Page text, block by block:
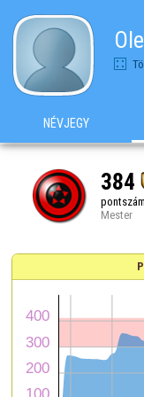
NÉVJEGY
384
pontszám
Mester